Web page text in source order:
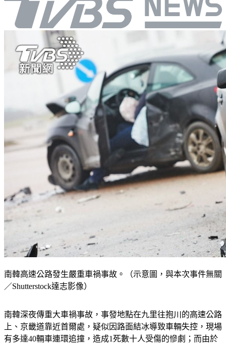
南韓高速公路發生嚴重車禍事故。（示意圖，與本次事件無關
／Shutterstock達志影像）
南韓深夜傳重大車禍事故，事發地點在九里往抱川的高速公路
上、京畿道靠近首爾處，疑似因路面結冰導致車輛失控，現場
有多達40輛車連環追撞，造成1死數十人受傷的慘劇；而由於